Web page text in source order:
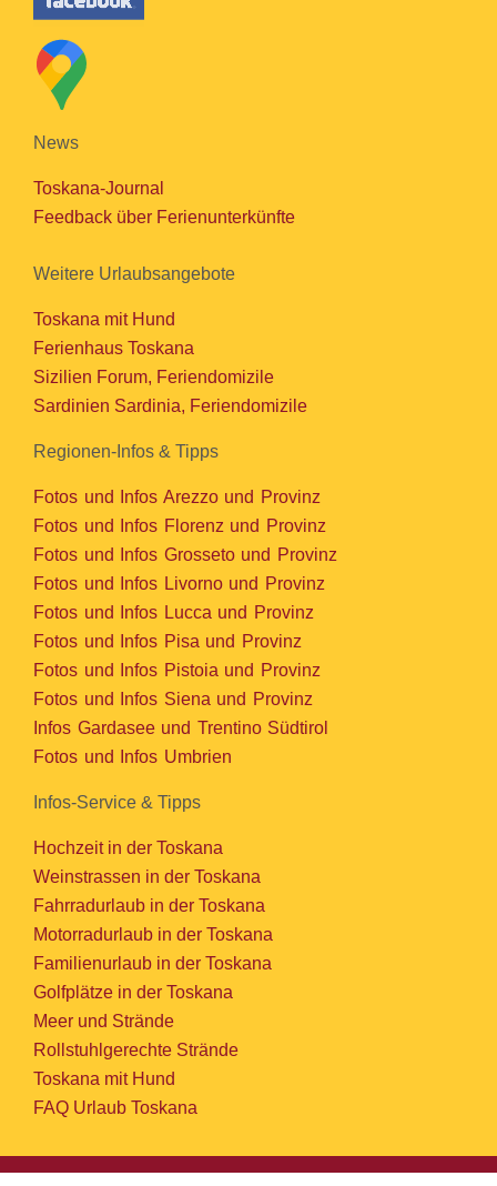
News
Toskana-Journal
Feedback über Ferienunterkünfte
Weitere Urlaubsangebote
Toskana mit Hund
Ferienhaus Toskana
Sizilien Forum, Feriendomizile
Sardinien Sardinia, Feriendomizile
Regionen-Infos & Tipps
Fotos und Infos Arezzo und Provinz
Fotos und Infos Florenz und Provinz
Fotos und Infos Grosseto und Provinz
Fotos und Infos Livorno und Provinz
Fotos und Infos Lucca und Provinz
Fotos und Infos Pisa und Provinz
Fotos und Infos Pistoia und Provinz
Fotos und Infos Siena und Provinz
Infos Gardasee und Trentino Südtirol
Fotos und Infos Umbrien
Infos-Service & Tipps
Hochzeit in der Toskana
Weinstrassen in der Toskana
Fahrradurlaub in der Toskana
Motorradurlaub in der Toskana
Familienurlaub in der Toskana
Golfplätze in der Toskana
Meer und Strände
Rollstuhlgerechte Strände
Toskana mit Hund
FAQ Urlaub Toskana